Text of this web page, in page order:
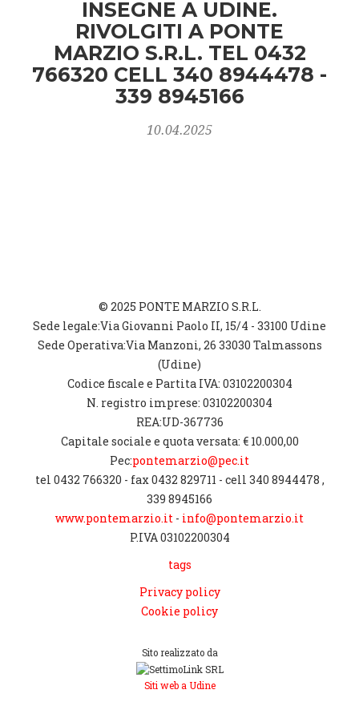
INSEGNE A UDINE.
RIVOLGITI A PONTE
MARZIO S.R.L. TEL 0432
766320 CELL 340 8944478 -
339 8945166
10.04.2025
© 2025 PONTE MARZIO S.R.L.
Sede legale:Via Giovanni Paolo II, 15/4 - 33100 Udine
Sede Operativa:Via Manzoni, 26 33030 Talmassons
(Udine)
Codice fiscale e Partita IVA: 03102200304
N. registro imprese: 03102200304
REA:UD-367736
Capitale sociale e quota versata: € 10.000,00
Pec:pontemarzio@pec.it
tel 0432 766320 - fax 0432 829711 - cell 340 8944478 ,
339 8945166
www.pontemarzio.it - info@pontemarzio.it
P.IVA 03102200304
tags
Privacy policy
Cookie policy
Sito realizzato da
Siti web a Udine